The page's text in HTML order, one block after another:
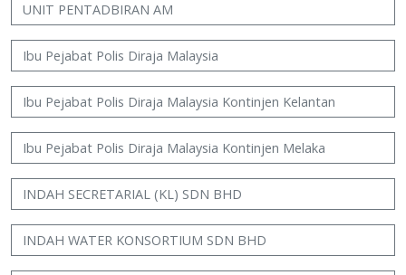
UNIT PENTADBIRAN AM
Ibu Pejabat Polis Diraja Malaysia
Ibu Pejabat Polis Diraja Malaysia Kontinjen Kelantan
Ibu Pejabat Polis Diraja Malaysia Kontinjen Melaka
INDAH SECRETARIAL (KL) SDN BHD
INDAH WATER KONSORTIUM SDN BHD